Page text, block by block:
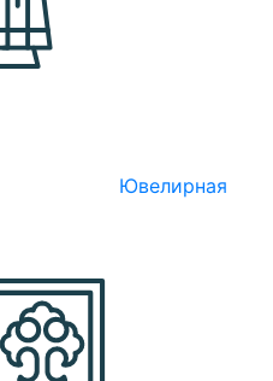
Ювелирная